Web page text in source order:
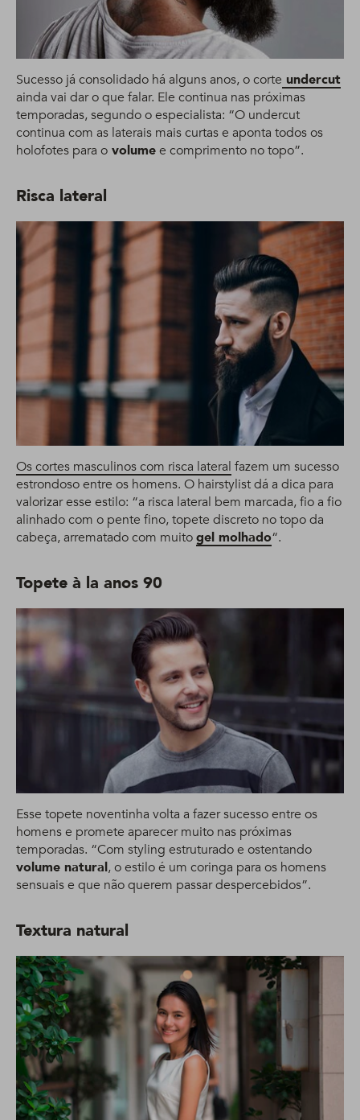
Sucesso já consolidado há alguns anos, o corte undercut
ainda vai dar o que falar. Ele continua nas próximas
temporadas, segundo o especialista: “O undercut
continua com as laterais mais curtas e aponta todos os
holofotes para o volumee comprimento no topo”.
Risca lateral
Os cortes masculinos com risca lateral fazem um sucesso
estrondoso entre os homens. O hairstylist dá a dica para
valorizar esse estilo: “a risca lateral bem marcada, fio a fio
alinhado com o pente fino, topete discreto no topo da
cabeça, arrematado com muitogel molhado“.
Topete à la anos 90
Esse topete noventinha volta a fazer sucesso entre os
homens e promete aparecer muito nas próximas
temporadas. “Com styling estruturado e ostentando
volume natural, o estilo é um coringa para os homens
sensuais e que não querem passar despercebidos”.
Textura natural